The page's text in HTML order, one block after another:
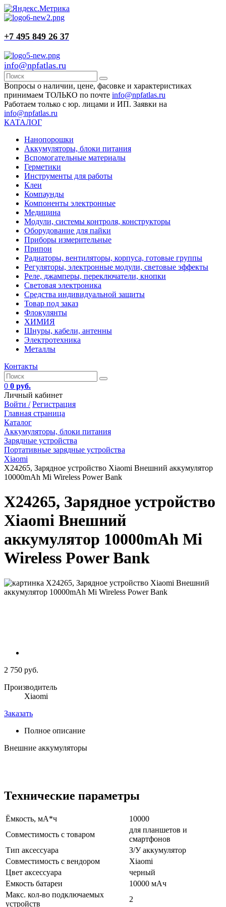
+7 495 849 26 37
info@npfatlas.ru
Вопросы о наличии, цене, фасовке и характеристиках
принимаем ТОЛЬКО по почте info@npfatlas.ru
Работаем только с юр. лицами и ИП. Заявки на
info@npfatlas.ru
КАТАЛОГ
Нанопорошки
Аккумуляторы, блоки питания
Вспомогательные материалы
Герметики
Инструменты для работы
Клеи
Компаунды
Компоненты электронные
Медицина
Модули, системы контроля, конструкторы
Оборудование для пайки
Приборы измерительные
Припои
Радиаторы, вентиляторы, корпуса, готовые группы
Регуляторы, электронные модули, световые эффекты
Реле, джамперы, переключатели, кнопки
Световая электроника
Средства индивидуальной защиты
Товар под заказ
Флокулянты
ХИМИЯ
Шнуры, кабели, антенны
Электротехника
Металлы
Контакты
0 0 руб.
Личный кабинет
Войти / Регистрация
Главная страница
Каталог
Аккумуляторы, блоки питания
Зарядные устройства
Портативные зарядные устройства
Xiaomi
X24265, Зарядное устройство Xiaomi Внешний аккумулятор
10000mAh Mi Wireless Power Bank
X24265, Зарядное устройство
Xiaomi Внешний
аккумулятор 10000mAh Mi
Wireless Power Bank
2 750 руб.
Производитель
Xiaomi
Заказать
Полное описание
Внешние аккумуляторы
Технические параметры
Ёмкость, мА*ч
10000
Совместимость с товаром
для планшетов и
смартфонов
Тип аксессуара
З/У аккумулятор
Совместимость с вендором
Xiaomi
Цвет аксессуара
черный
Емкость батареи
10000 мАч
Макс. кол-во подключаемых
устройств
2